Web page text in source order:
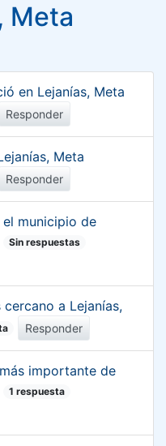
Meta
en Lejanías, Meta
Responder
Meta
Responder
municipio de
Sin respuestas
a Lejanías,
Responder
importante de
1 respuesta